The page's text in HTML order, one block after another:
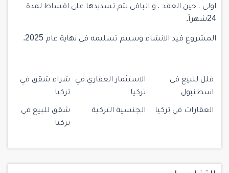
اولى ، حين العقد ، و الباقي يتم تسديدها على اقساط لمدة
24شهراً.
المشروع قيد الانشاء وسيتم تسليمه في نهاية عام 2025.
فلل للبيع في
اسطنبول
الاستثمار العقاري في
تركيا
شراء شقق في
تركيا
العقارات في تركيا الجنسية التركية
شقق للبيع في
تركيا